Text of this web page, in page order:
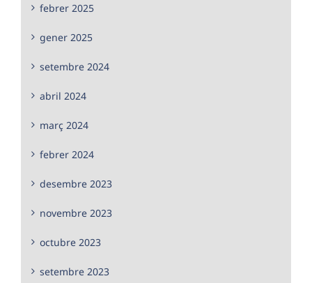
febrer 2025
gener 2025
setembre 2024
abril 2024
març 2024
febrer 2024
desembre 2023
novembre 2023
octubre 2023
setembre 2023